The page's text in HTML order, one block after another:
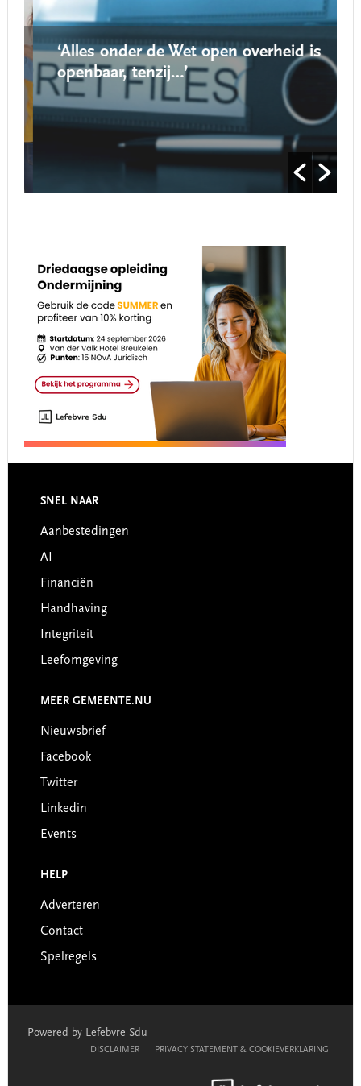
‘Alles onder de Wet open overheid is
openbaar, tenzij…’
Footer
SNEL NAAR
Aanbestedingen
AI
Financiën
Handhaving
Integriteit
Leefomgeving
MEER GEMEENTE.NU
Nieuwsbrief
Facebook
Twitter
Linkedin
Events
HELP
Adverteren
Contact
Spelregels
Powered by Lefebvre Sdu
DISCLAIMER PRIVACY STATEMENT & COOKIEVERKLARING